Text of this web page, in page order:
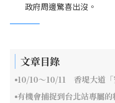
政府周邊驚喜出沒。
文章目錄
10/10～10/11 香堤大道「
有機會捕捉到台北站專屬